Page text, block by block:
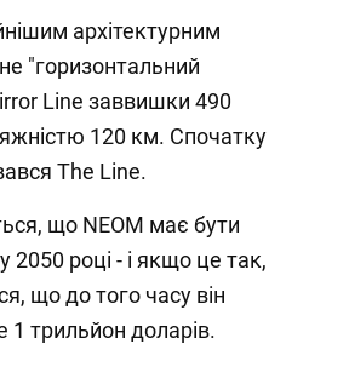
архітектурним
"горизонтальний
Line заввишки 490
120 км. Спочатку
The Line.
що NEOM має бути
2050 році - і якщо це так,
що до того часу він
трильйон доларів.